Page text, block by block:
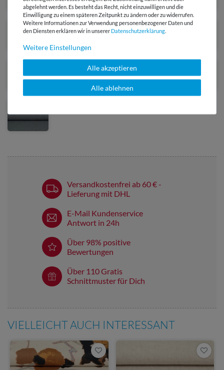
Versandkostenfrei ab 60 € -
Lieferung mit DHL
E-Mail Kundenservice
Antwort in 24h
Über 98% positive
Bewertungen
Über 110 Gratis
Schnittmuster für Dich
VIELLEICHT AUCH INTERESSANT
abgelehnt werden. Es besteht das Recht, nicht einzuwilligen und die
Einwilligung zu einem späteren Zeitpunkt zu ändern oder zu widerrufen.
Weitere Informationen zur Verwendung personenbezogener Daten und
den Diensten erklären wir in unserer Daten­schutz­erklärung
Weitere Einstellungen
Alle akzeptieren
Alle ablehnen